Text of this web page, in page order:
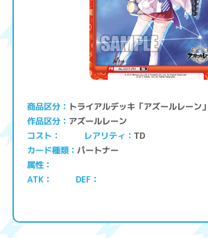
商品区分 トライアルデッキ「アズールレーン」
作品区分 アズールレーン
コスト レアリティ TD
カード種類 パートナー
属性
ATK
DEF